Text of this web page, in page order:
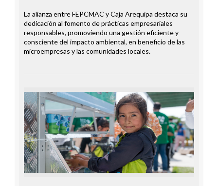
La alianza entre FEPCMAC y Caja Arequipa destaca su
dedicación al fomento de prácticas empresariales
responsables, promoviendo una gestión eficiente y
consciente del impacto ambiental, en beneficio de las
microempresas y las comunidades locales.